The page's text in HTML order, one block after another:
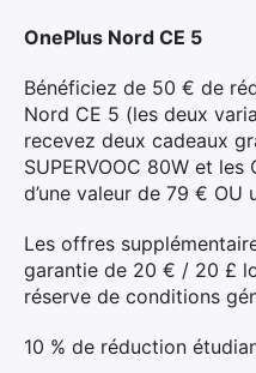
OnePlus Nord CE 5
Bénéficiez de 50 € de
Nord CE 5 (les deux
recevez deux cadeaux
SUPERVOOC 80W et
d’une valeur de 79 € OU
Les offres
garantie de 20 € / 20 £
réserve de conditions
10 % de réduction